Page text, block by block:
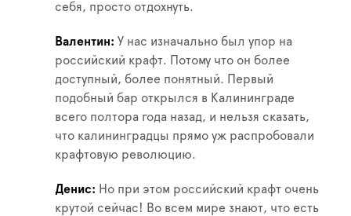
себя, просто отдохнуть.
Валентин
У нас изначально был упор на
российский крафт. Потому что он более
доступный, более понятный. Первый
подобный бар открылся в Калининграде
всего полтора года назад, и нельзя сказать,
что калининградцы прямо уж распробовали
крафтовую революцию.
Денис
Но при этом российский крафт очень
крутой сейчас! Во всем мире знают, что есть